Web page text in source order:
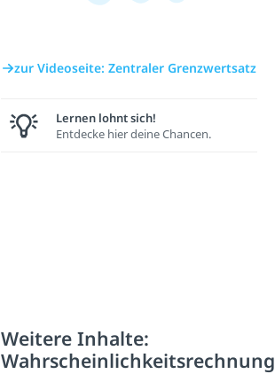
zur Videoseite: Zentraler Grenzwertsatz
Lernen lohnt sich!
Entdecke hier deine Chancen.
Weitere Inhalte:
Wahrscheinlichkeitsrechnung